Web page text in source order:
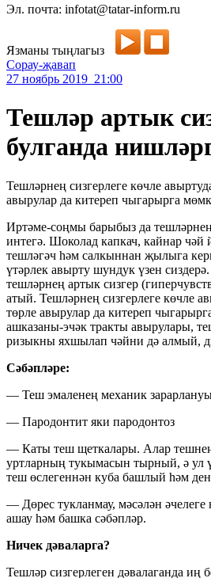
Эл. почта: infotat@tatar-inform.ru
Язманы тыңлагыз
Сорау-җавап
27 ноябрь 2019 21:00
Тешләр артык
булганда
Тешләрнең сизгерлеге көчле
авырулар да китереп чыгарырга
Иртәме-соңмы барыбыз да
интегә. Шоколад капкач, кайнар чәй
тешләгәч һәм салкыннан җылыга
үтәрлек авырту шундук үзен
тешләрнең артык сизгер
атый. Тешләрнең сизгерлеге көчле
төрле авырулар да китереп
ашказаны-эчәк тракты авырулары,
ризыкны яхшылап чәйни дә алмый,
Сәбәпләре:
— Теш эмаленең механик
— Пародонтит яки пародонтоз
— Каты теш щеткалары. Алар
уртларның тукымасын тырный, ә ул
теш өслегеннән куба башлый һәм
— Дөрес тукланмау, мәсәлән
ашау һәм башка сәбәпләр.
Ничек дәваларга?
Тешләр сизгерлеген дәвалаганда иң